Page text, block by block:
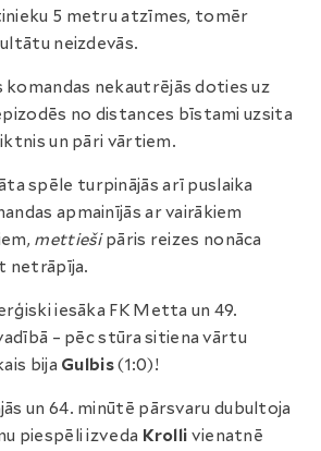
5 metru atzīmes, tomēr
neizdevās.
komandas nekautrējās doties uz
no distances bīstami uzsita
un pāri vārtiem.
spēle turpinājās arī puslaika
apmainījās ar vairākiem
mettiešipāris reizes nonāca
netrāpīja.
iesāka FK Metta un 49.
– pēc stūra sitiena vārtu
bija Gulbis(1:0)!
un 64. minūtē pārsvaru dubultoja
piespēli izveda Krolli vienatnē